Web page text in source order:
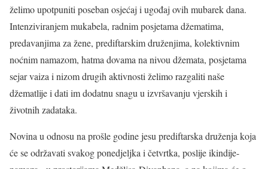
želimo upotpuniti poseban osjećaj i ugođaj ovih mubarek dana.
Intenziviranjem mukabela, radnim posjetama džematima,
predavanjima za žene, prediftarskim druženjima, kolektivnim
noćnim namazom, hatma dovama na nivou džemata, posjetama
sejar vaiza i nizom drugih aktivnosti želimo razgaliti naše
džematlije i dati im dodatnu snagu u izvršavanju vjerskih i
životnih zadataka.
Novina u odnosu na prošle godine jesu prediftarska druženja koja
će se održavati svakog ponedjeljka i četvrtka, poslije ikindije-